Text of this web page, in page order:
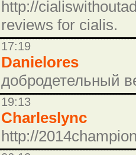
http://
reviews for cialis.
17:19
Danielores
добродетельный
19:13
Charleslync
http://